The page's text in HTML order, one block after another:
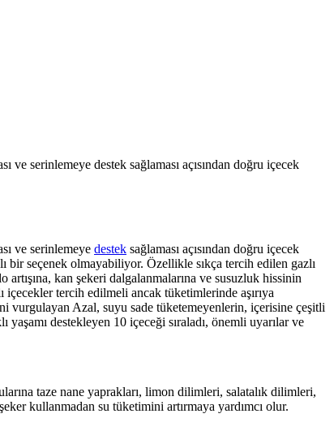
ve serinlemeye destek sağlaması açısından doğru içecek
ve serinlemeye destek sağlaması açısından doğru içecek
bir seçenek olmayabiliyor. Özellikle sıkça tercih edilen gazlı
artışına, kan şekeri dalgalanmalarına ve susuzluk hissinin
tercih edilmeli ancak tüketimlerinde aşırıya
vurgulayan Azal, suyu sade tüketemeyenlerin, içerisine çeşitli
destekleyen 10 içeceği sıraladı, önemli uyarılar ve
taze nane yaprakları, limon dilimleri, salatalık dilimleri,
kullanmadan su tüketimini artırmaya yardımcı olur.